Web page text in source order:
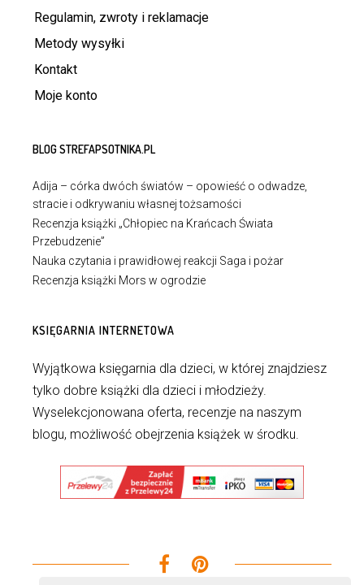
Regulamin, zwroty i reklamacje
Metody wysyłki
Kontakt
Moje konto
BLOG STREFAPSOTNIKA.PL
Adija – córka dwóch światów – opowieść o odwadze,
stracie i odkrywaniu własnej tożsamości
Recenzja książki „Chłopiec na Krańcach Świata
Przebudzenie”
Nauka czytania i prawidłowej reakcji Saga i pożar
Recenzja książki Mors w ogrodzie
KSIĘGARNIA INTERNETOWA
Wyjątkowa księgarnia dla dzieci, w której znajdziesz
tylko dobre książki dla dzieci i młodzieży.
Wyselekcjonowana oferta, recenzje na naszym
blogu, możliwość obejrzenia książek w środku.